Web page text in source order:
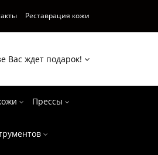
Реставрация кожи
Вас ждет подарок!
Прессы